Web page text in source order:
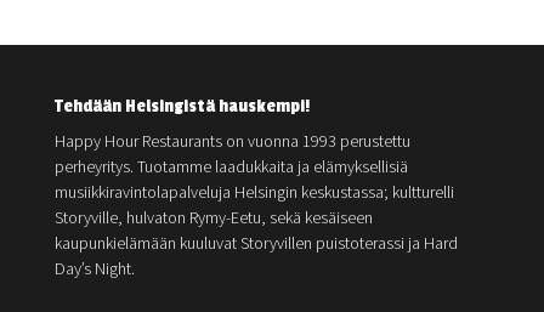
Tehdään Helsingistä hauskempi!
Happy Hour Restaurants on vuonna 1993 perustettu
perheyritys. Tuotamme laadukkaita ja elämyksellisiä
musiikkiravintolapalveluja Helsingin keskustassa; kultturelli
Storyville, hulvaton Rymy-Eetu, sekä kesäiseen
kaupunkielämään kuuluvat Storyvillen puistoterassi ja Hard
Day’s Night.